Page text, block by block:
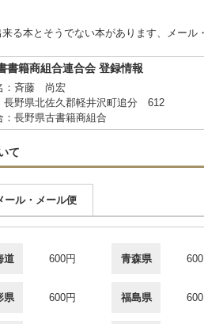
る本とそうでない本があります、メール
書籍商組合連合会 登録情報
：斉藤 尚宏
長野県北佐久郡軽井沢町追分 612
：長野県古書籍商組合
て
ール・メール便
道 600円 青森県
県 600円 福島県